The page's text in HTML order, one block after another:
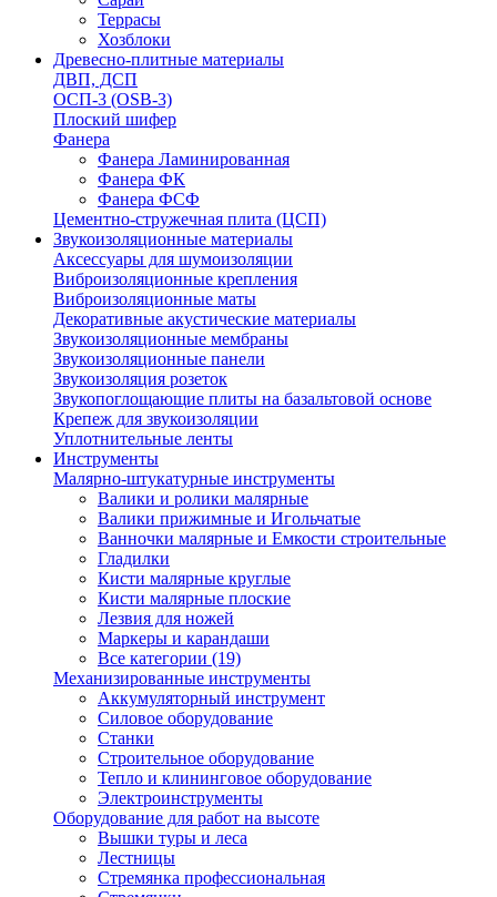
Террасы
Хозблоки
Древесно-плитные материалы
ДВП, ДСП
ОСП-3 (OSB-3)
Плоский шифер
Фанера
Фанера Ламинированная
Фанера ФК
Фанера ФСФ
Цементно-стружечная плита (ЦСП)
Звукоизоляционные материалы
Аксессуары для шумоизоляции
Виброизоляционные крепления
Виброизоляционные маты
Декоративные акустические материалы
Звукоизоляционные мембраны
Звукоизоляционные панели
Звукоизоляция розеток
Звукопоглощающие плиты на базальтовой основе
Крепеж для звукоизоляции
Уплотнительные ленты
Инструменты
Малярно-штукатурные инструменты
Валики и ролики малярные
Валики прижимные и Игольчатые
Ванночки малярные и Емкости строительные
Гладилки
Кисти малярные круглые
Кисти малярные плоские
Лезвия для ножей
Маркеры и карандаши
Все категории (19)
Механизированные инструменты
Аккумуляторный инструмент
Силовое оборудование
Станки
Строительное оборудование
Тепло и клининговое оборудование
Электроинструменты
Оборудование для работ на высоте
Вышки туры и леса
Лестницы
Стремянка профессиональная